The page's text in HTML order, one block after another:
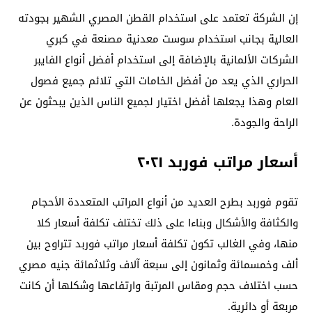
إن الشركة تعتمد على استخدام القطن المصري الشهير بجودته
العالية بجانب استخدام سوست معدنية مصنعة في كبري
الشركات الألمانية بالإضافة إلى استخدام أفضل أنواع الفايبر
الحراري الذي يعد من أفضل الخامات التي تلائم جميع فصول
العام وهذا يجعلها أفضل اختيار لجميع الناس الذين يبحثون عن
الراحة والجودة.
أسعار مراتب فوربد ٢٠٢١
تقوم فوربد بطرح العديد من أنواع المراتب المتعددة الأحجام
والكثافة والأشكال وبناءا على ذلك تختلف تكلفة أسعار كلا
منها، وفي الغالب تكون تكلفة أسعار مراتب فوربد تتراوح بين
ألف وخمسمائة وثمانون إلى سبعة آلاف وثلاثمائة جنيه مصري
حسب اختلاف حجم ومقاس المرتبة وارتفاعها وشكلها أن كانت
مربعة أو دائرية.